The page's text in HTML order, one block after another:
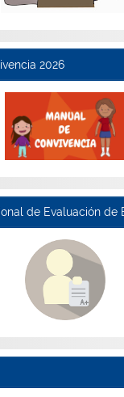
2026
de Evaluación de